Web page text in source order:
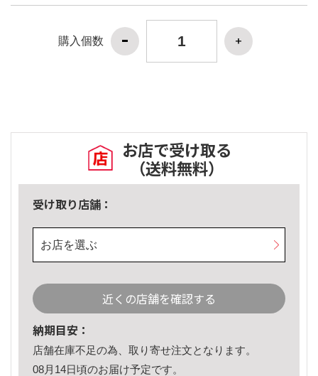
購入個数
お店で受け取る
（送料無料）
受け取り店舗：
お店を選ぶ
近くの店舗を確認する
納期目安：
店舗在庫不足の為、取り寄せ注文となります。
08月14日頃のお届け予定です。